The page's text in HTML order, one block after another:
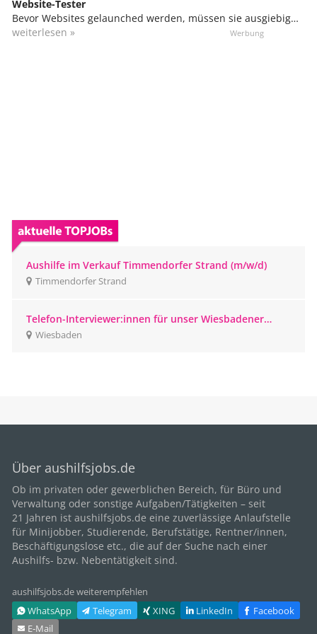
Aushilfe im Verkauf Timmendorfer Strand (m/w/d)
Timmendorfer Strand
Telefon-Interviewer:innen für unser Wiesbadener
CATI-Studio gesucht
Wiesbaden
Website-Tester
Bevor Websites gelaunched werden, müssen sie ausgiebig
getestet werden. Das gilt vor allem für kommerzielle Seiten
weiterlesen »
Über aushilfsjobs.de
Ob im privaten oder gewerblichen Bereich, für Büro und
Verwaltung oder sonstige Aufgaben/Tätigkeiten – seit
21 Jahren ist aushilfsjobs.de eine zuverlässige Anlaufstelle
für Minijobber, Studierende, Berufstätige, Rentner/innen,
Beschäftigungslose etc., die auf der Suche nach einer
Aushilfs- bzw. Nebentätigkeit sind.
aushilfsjobs.de weiterempfehlen
WhatsApp
Telegram XING LinkedIn
Facebook
E‑Mail